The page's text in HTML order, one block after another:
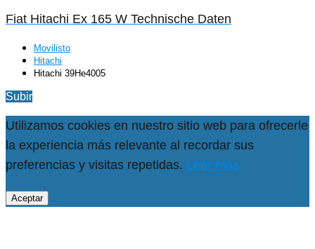
Fiat Hitachi Ex 165 W Technische Daten
Movilisto
Hitachi
Hitachi 39He4005
Subir
Utilizamos cookies en nuestro sitio web para ofrecerle
la experiencia más relevante al recordar sus
preferencias y visitas repetidas. Leer Más
Aceptar